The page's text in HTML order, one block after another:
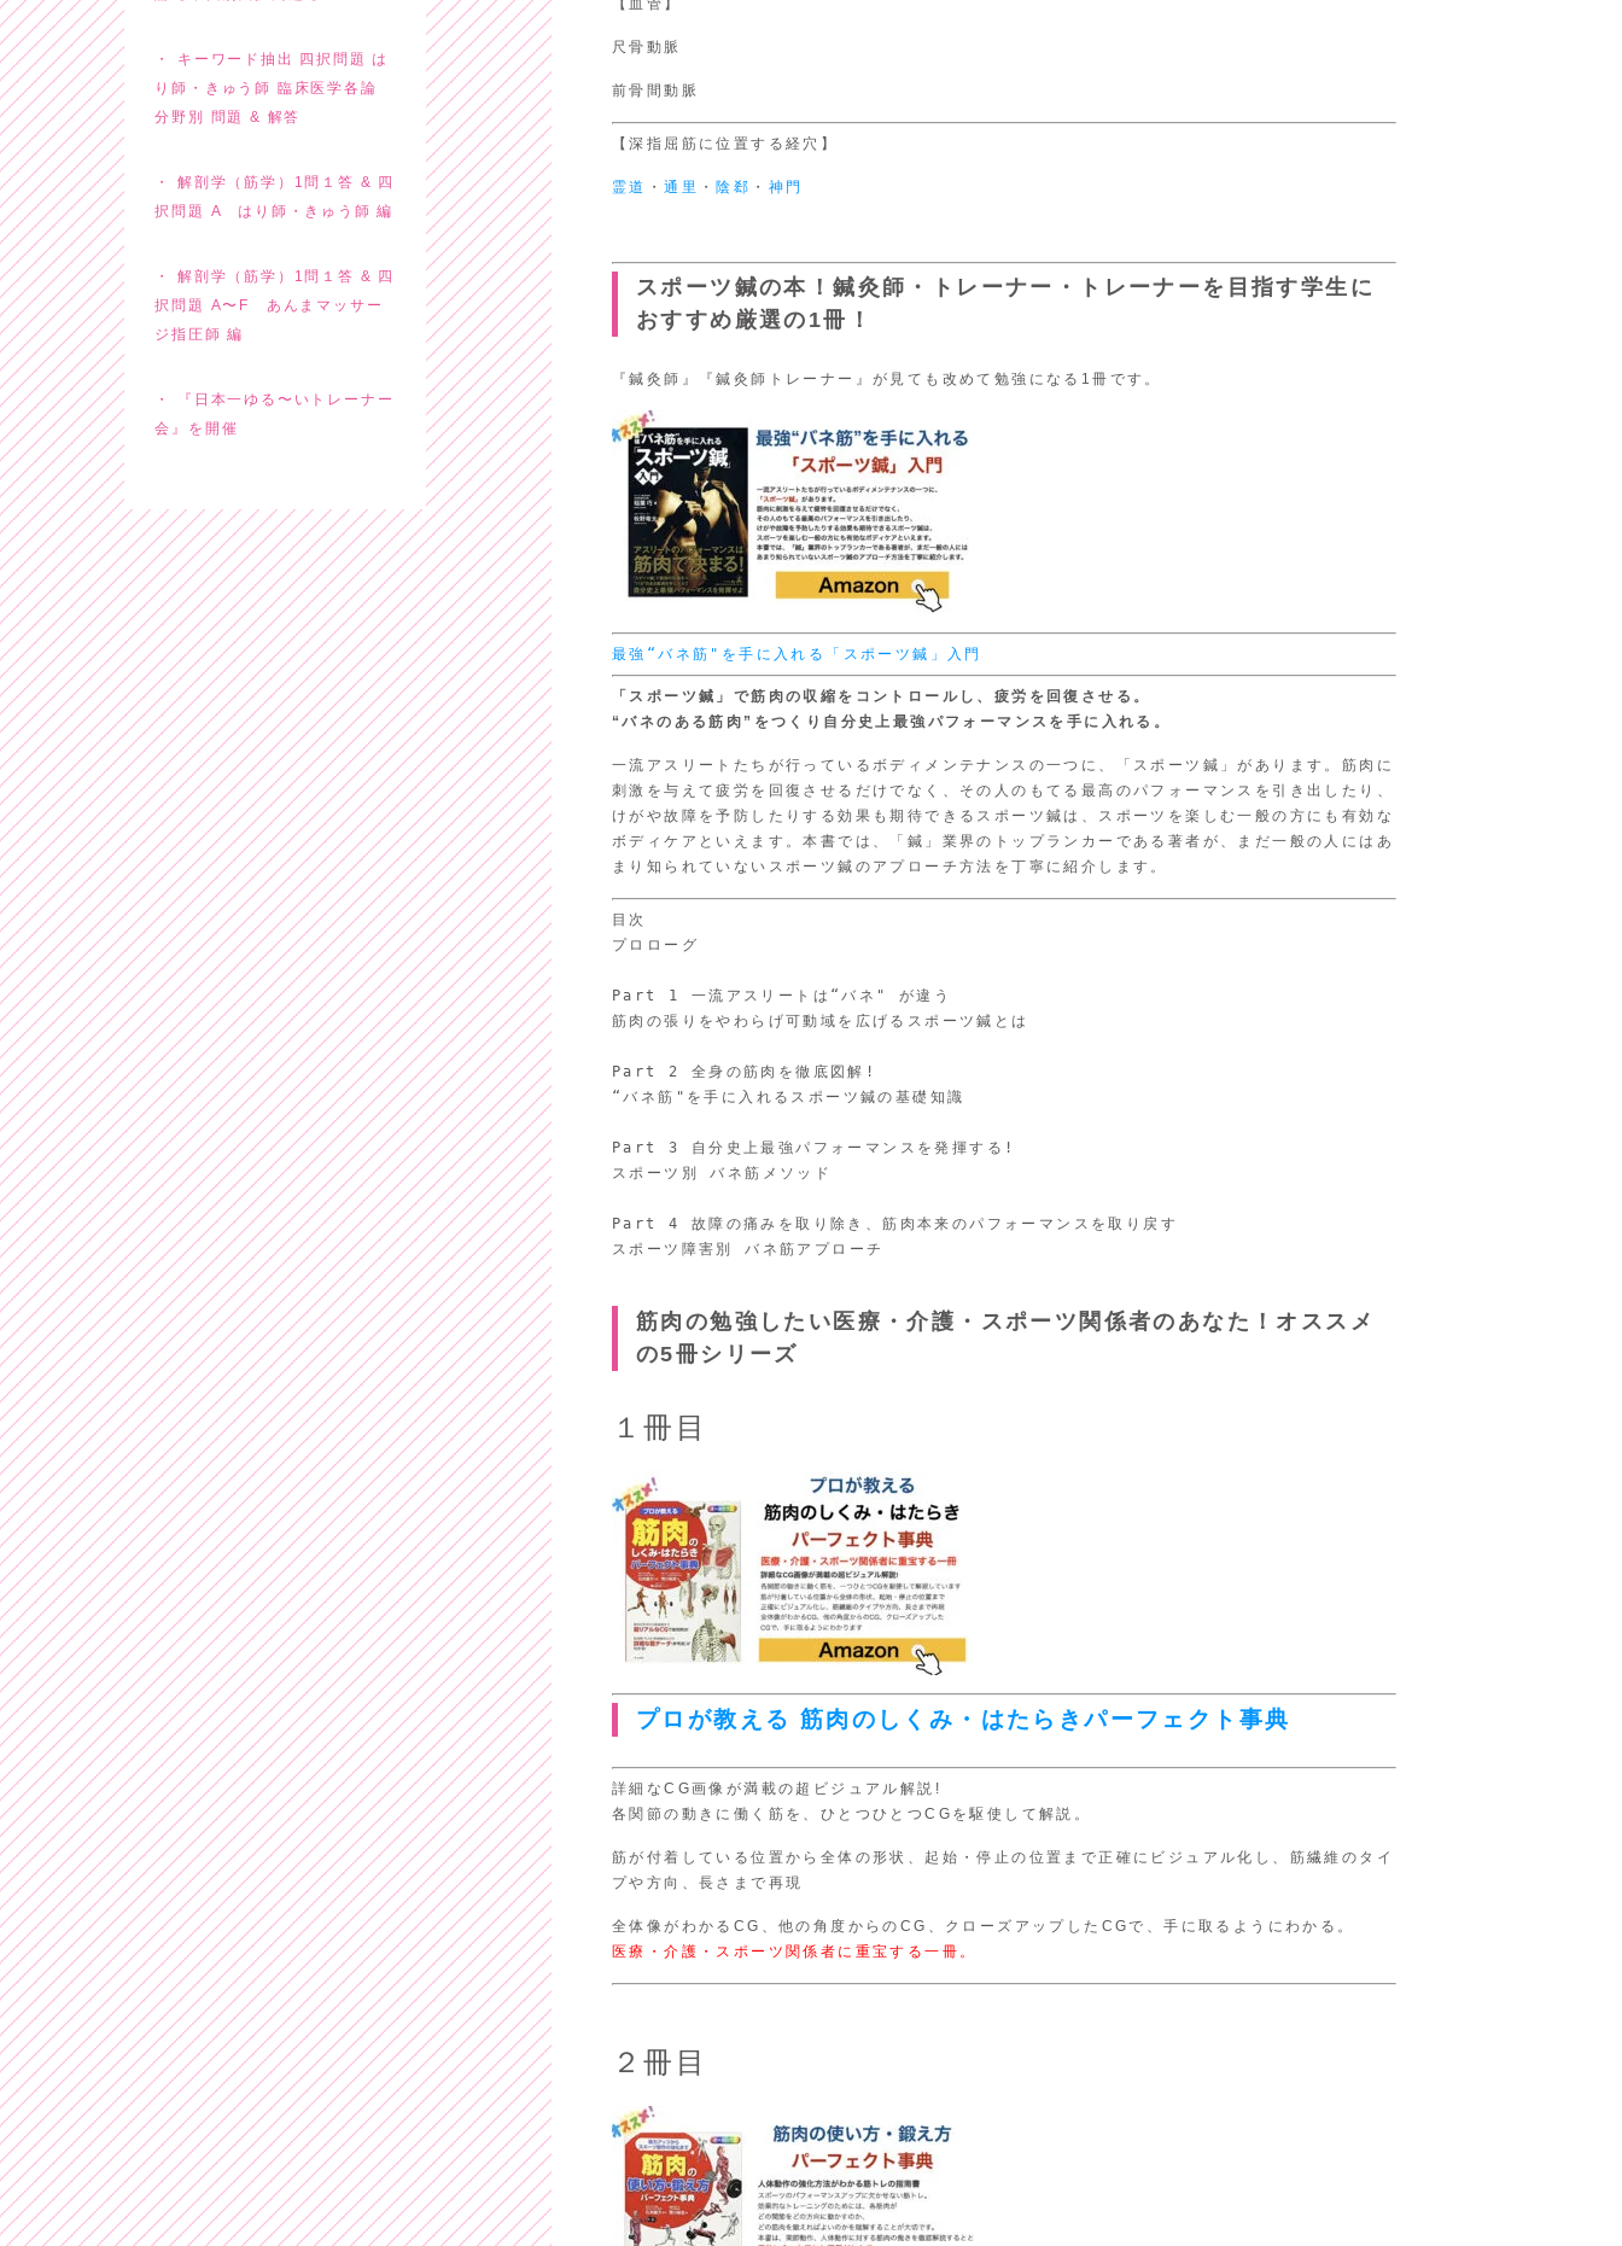
【血管】
尺骨動脈
前骨間動脈
【深指屈筋に位置する経穴】
霊道 ・通里 ・ 陰郄 ・ 神門
スポーツ鍼の本！鍼灸師・トレーナー・トレーナーを目指す学生に
おすすめ厳選の1冊！
『鍼灸師』『鍼灸師トレーナー』が見ても改めて勉強になる1冊です。
最強“バネ筋"を手に入れる「スポーツ鍼」入門
「スポーツ鍼」で筋肉の収縮をコントロールし、疲労を回復させる。
“バネのある筋肉”をつくり 自分史上最強パフォーマンスを手に入れる。
一流アスリートたちが行っているボディメンテナンスの一つに、「スポーツ鍼」があります。筋肉に
刺激を与えて疲労を回復させるだけでなく、その人のもてる最高のパフォーマンスを引き出したり、
けがや故障を予防したりする効果も期待できるスポーツ鍼は、スポーツを楽しむ一般の方にも有効な
ボディケアといえます。本書では、「鍼」業界のトップランカーである著者が、まだ一般の人にはあ
まり知られていないスポーツ鍼のアプローチ方法を丁寧に紹介します。
目次
プロローグ
Part 1 一流アスリートは“バネ" が違う
筋肉の張りをやわらげ可動域を広げるスポーツ鍼とは
Part 2 全身の筋肉を徹底図解!
“バネ筋"を手に入れるスポーツ鍼の基礎知識
Part 3 自分史上最強パフォーマンスを発揮する!
スポーツ別 バネ筋メソッド
Part 4 故障の痛みを取り除き、筋肉本来のパフォーマンスを取り戻す
筋肉の勉強したい医療・介護・スポーツ関係者のあなた！オススメ
の5冊シリーズ
１冊目
プロが教える 筋肉のしくみ・はたらきパーフェクト事典
詳細なCG画像が満載の超ビジュアル解説!
各関節の動きに働く筋を、ひとつひとつCGを駆使して解説。
筋が付着している位置から全体の形状、起始・停止の位置まで正確にビジュアル化し、筋繊維のタイ
プや方向、長さまで再現
全体像がわかるCG、他の角度からのCG、クローズアップしたCGで、手に取るようにわかる。
医療・介護・スポーツ関係者に重宝する一冊。
２冊目
キーワード抽出 四択問題 は
り師・きゅう師 臨床医学各論
分野別 問題 & 解答
解剖学（筋学）1問１答 & 四
択問題 A はり師・きゅう師 編
解剖学（筋学）1問１答 & 四
択問題 A〜F あんまマッサー
ジ指圧師 編
『日本一ゆる〜いトレーナー
会』を開催